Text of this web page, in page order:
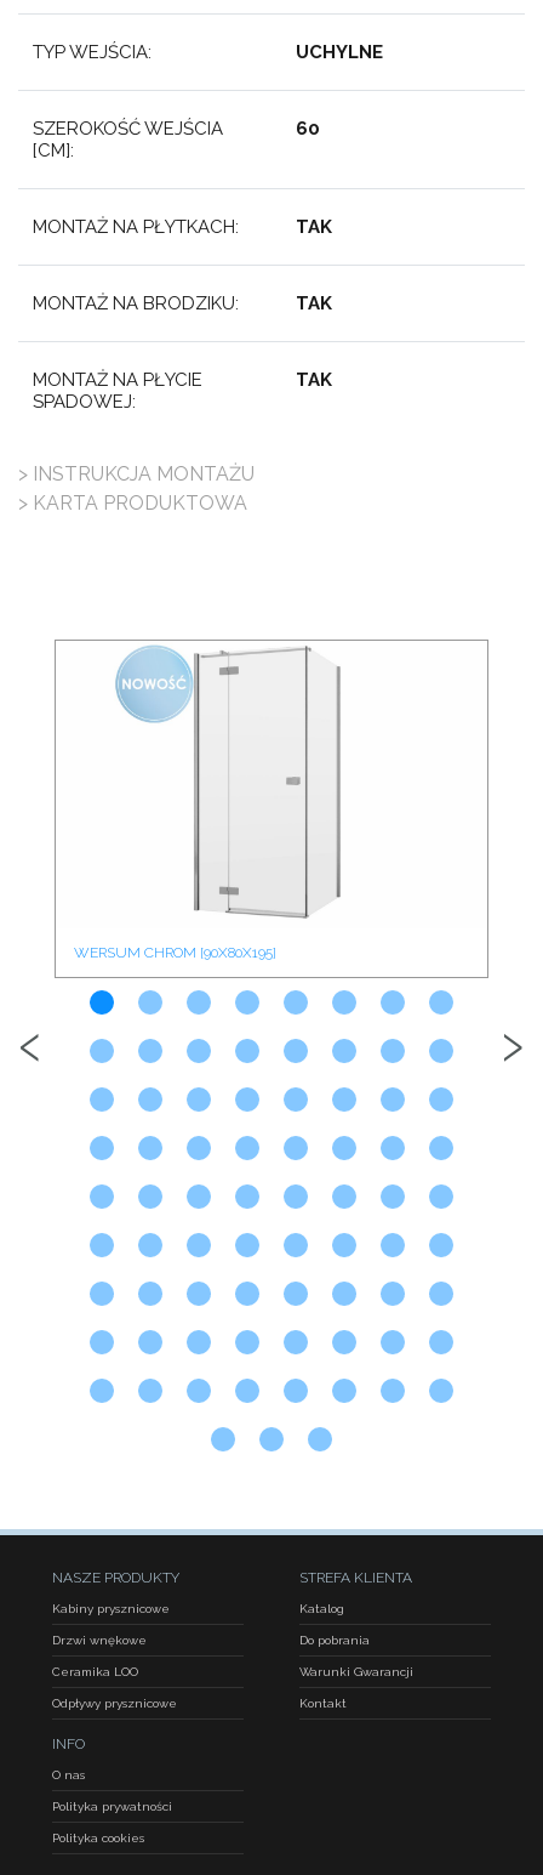
TYP WEJŚCIA: UCHYLNE
SZEROKOŚĆ WEJŚCIA
[CM]:
60
MONTAŻ NA PŁYTKACH: TAK
MONTAŻ NA BRODZIKU: TAK
MONTAŻ NA PŁYCIE
SPADOWEJ:
TAK
> INSTRUKCJA MONTAŻU
> KARTA PRODUKTOWA
WERSUM CHROM [90X80X195]
‹ ›
NASZE PRODUKTY
Kabiny prysznicowe
Drzwi wnękowe
Ceramika LOO
Odpływy prysznicowe
STREFA KLIENTA
Katalog
Do pobrania
Warunki Gwarancji
Kontakt
INFO
O nas
Polityka prywatności
Polityka cookies